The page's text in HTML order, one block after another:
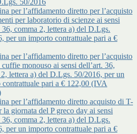
50/2016
per l’affidamento diretto per l’acquisto
per laboratorio di scienze ai sensi
36, comma 2, lettera a) del D.Lgs.
per un importo contrattuale pari a €
per l’affidamento diretto per l’acquisto
monouso ai sensi dell’art. 36,
lettera a) del D.Lgs. 50/2016, per un
contrattuale pari a € 122,00 (IVA
per l’affidamento diretto acquisto di T-
la giornata del P greco day ai sensi
36, comma 2, lettera a) del D.Lgs.
per un importo contrattuale pari a €